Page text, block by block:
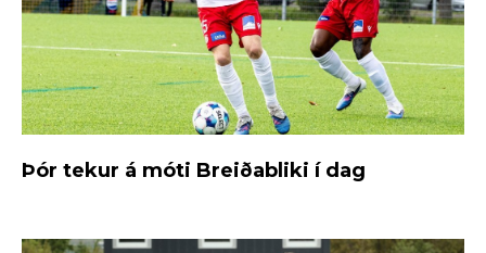
Þór tekur á móti Breiðabliki í dag